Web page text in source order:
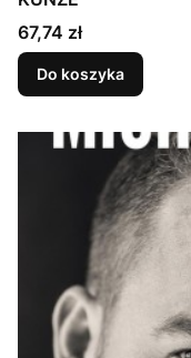
Cena
67,74 zł
Do koszyka